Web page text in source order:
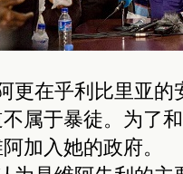
更在乎利比里亚的
属于暴徒。为了
加入她的政府。